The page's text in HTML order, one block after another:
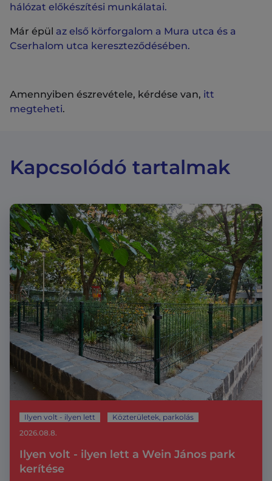
hálózat előkészítési munkálatai.
Már épül az első körforgalom a Mura utca és a
Cserhalom utca kereszteződésében.
Amennyiben észrevétele, kérdése van, itt
megteheti.
Kapcsolódó tartalmak
Ilyen volt - ilyen lett Közterületek, parkolás
Ilyen volt - ilyen lett a Wein János park
kerítése
2026.08.8.